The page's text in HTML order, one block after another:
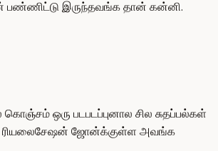
பண்ணிட்டு இருந்தவங்க தான் கன்னி.
கொஞ்சம் ஒரு படபடப்புனால சில சுதப்பல்கள்
ரியலைசேஷன் ஜோன்க்குள்ள அவங்க